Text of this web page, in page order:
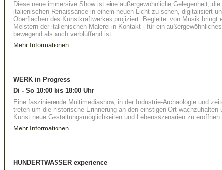
Diese neue immersive Show ist eine außergewöhnliche Gelegenheit,
italienischen Renaissance in einem neuen Licht zu sehen, digitalisiert
Oberflächen des Kunstkraftwerkes projiziert. Begleitet von Musik bringt
Meistern der italienischen Malerei in Kontakt - für ein
bewegend als auch verblüffend ist.
Mehr Informationen
WERK in Progress
Di - So 10:00 bis 18:00 Uhr
Eine faszinierende Multimediashow, in der Industrie-Archäologie und
treten um die historische Erinnerung an den einstigen Ort
Kunst neue Gestaltungsmöglichkeiten und Lebensszenarien zu eröffnen.
Mehr Informationen
HUNDERTWASSER experience